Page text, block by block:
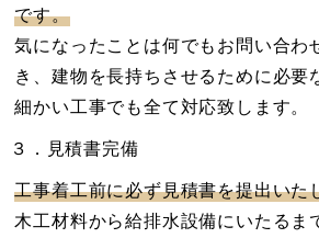
です。
気になったことは何でもお問い合わ
き、建物を長持ちさせるために必要
細かい工事でも全て対応致します。
３．見積書完備
工事着工前に必ず見積書を提出いた
木工材料から給排水設備にいたるま